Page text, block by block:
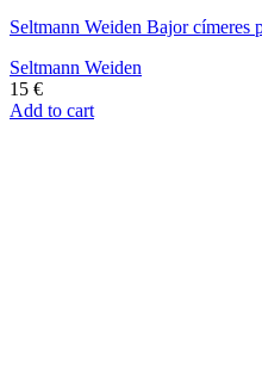
Seltmann Weiden Bajor címeres
Seltmann Weiden
15 €
Add to cart